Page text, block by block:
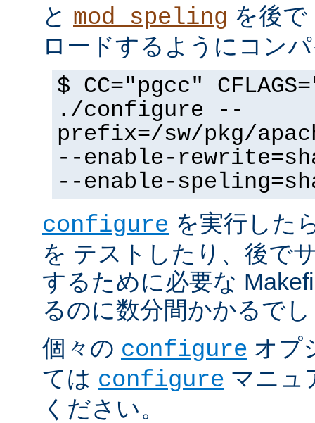
と mod_speling を後
ロードするようにコン
$ CC="pgcc"
./configure --
prefix=/sw/pkg/
--enable-
--enable-
configure を実行した
を テストしたり、後で
するために必要な
るのに数分間かかるで
個々の configure オプ
ては configure マニュ
ください。